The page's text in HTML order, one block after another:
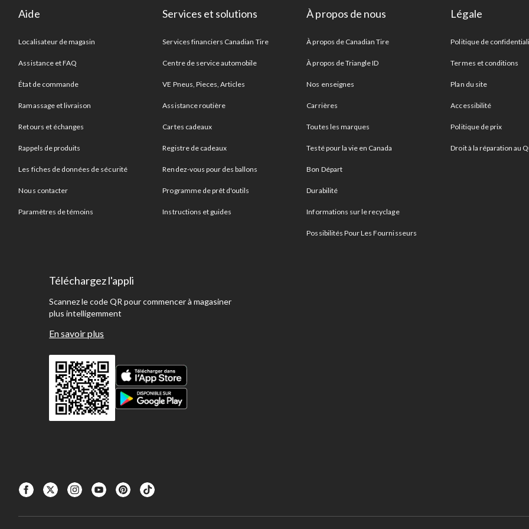
Aide
Localisateur de magasin
Assistance et FAQ
État de commande
Ramassage et livraison
Retours et échanges
Rappels de produits
Les fiches de données de sécurité
Nous contacter
Paramètres de témoins
Services et solutions
Services financiers Canadian Tire
Centre de service automobile
VE Pneus, Pieces, Articles
Assistance routière
Cartes cadeaux
Registre de cadeaux
Rendez-vous pour des ballons
Programme de prêt d'outils
Instructions et guides
À propos de nous
À propos de Canadian Tire
À propos de Triangle ID
Nos enseignes
Carrières
Toutes les marques
Testé pour la vie en Canada
Bon Départ
Durabilité
Informations sur le recyclage
Possibilités Pour Les Fournisseurs
Légale
Politique de
Termes et conditions
Plan du site
Accessibilité
Politique de prix
Droit à la réparation au
Téléchargez l'appli
Scannez le code QR pour commencer à magasiner
plus intelligemment
En savoir plus